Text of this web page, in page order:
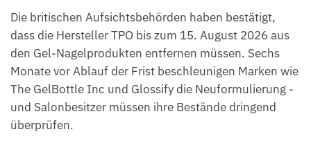
Die britischen Aufsichtsbehörden haben bestätigt,
dass die Hersteller TPO bis zum 15. August 2026 aus
den Gel-Nagelprodukten entfernen müssen. Sechs
Monate vor Ablauf der Frist beschleunigen Marken wie
The GelBottle Inc und Glossify die Neuformulierung -
und Salonbesitzer müssen ihre Bestände dringend
überprüfen.